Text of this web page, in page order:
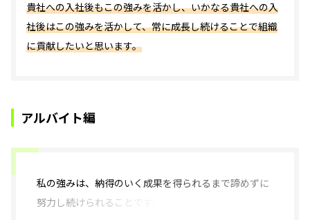
貴社への入社後もこの強みを活かし、いかなる貴社への入
社後はこの強みを活かして、常に成長し続けることで組織
に貢献したいと思います。
アルバイト編
私の強みは、 納得のいく成果を得られるまで諦めずに
努力し続けられることです。